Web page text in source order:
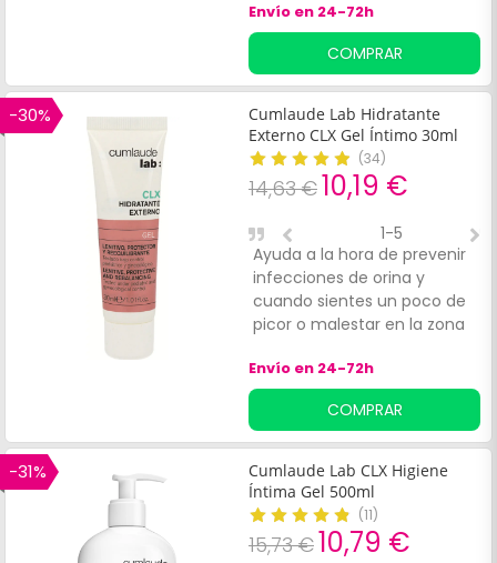
Envío en 24-72h
COMPRAR
-30%
Cumlaude Lab Hidratante
Externo CLX Gel Íntimo 30ml
(34)
14,63 €10,19 €
Ayuda a la hora de prevenir
infecciones de orina y
cuando sientes un poco de
picor o malestar en la zona
1-5
Envío en 24-72h
COMPRAR
-31%
Cumlaude Lab CLX Higiene
Íntima Gel 500ml
(11)
15,73 €10,79 €